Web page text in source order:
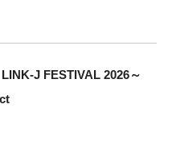
LINK-J FESTIVAL 2026～